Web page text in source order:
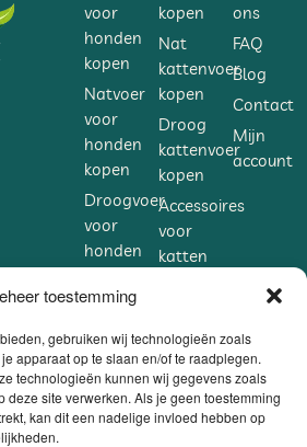
toestemming
gebruiken wij technologieën zoals
apparaat op te slaan en/of te raadplegen.
technologieën kunnen wij gegevens zoals
deze site verwerken. Als je geen toestemming
kan dit een nadelige invloed hebben op
voor
honden
kopen
Natvoer
voor
honden
kopen
Droogvoer
voor
honden
Accessoires
voor
honden
kopen
Supplementen
kopen
Nat
kattenvoer
kopen
Droog
kattenvoer
kopen
Accessoires
voor
katten
voor
katten
kopen
ons
FAQ
Blog
Contact
Mijn
account